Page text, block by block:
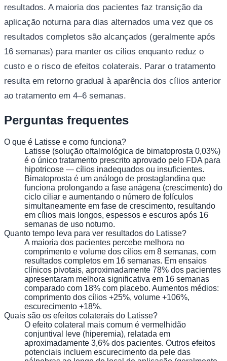
resultados. A maioria dos pacientes faz transição da
aplicação noturna para dias alternados uma vez que os
resultados completos são alcançados (geralmente após
16 semanas) para manter os cílios enquanto reduz o
custo e o risco de efeitos colaterais. Parar o tratamento
resulta em retorno gradual à aparência dos cílios anterior
ao tratamento em 4–6 semanas.
Perguntas frequentes
O que é Latisse e como funciona?
Latisse (solução oftalmológica de bimatoprosta 0,03%)
é o único tratamento prescrito aprovado pelo FDA para
hipotricose — cílios inadequados ou insuficientes.
Bimatoprosta é um análogo de prostaglandina que
funciona prolongando a fase anágena (crescimento) do
ciclo ciliar e aumentando o número de folículos
simultaneamente em fase de crescimento, resultando
em cílios mais longos, espessos e escuros após 16
semanas de uso noturno.
Quanto tempo leva para ver resultados do Latisse?
A maioria dos pacientes percebe melhora no
comprimento e volume dos cílios em 8 semanas, com
resultados completos em 16 semanas. Em ensaios
clínicos pivotais, aproximadamente 78% dos pacientes
apresentaram melhora significativa em 16 semanas
comparado com 18% com placebo. Aumentos médios:
comprimento dos cílios +25%, volume +106%,
escurecimento +18%.
Quais são os efeitos colaterais do Latisse?
O efeito colateral mais comum é vermelhidão
conjuntival leve (hiperemia), relatada em
aproximadamente 3,6% dos pacientes. Outros efeitos
potenciais incluem escurecimento da pele das